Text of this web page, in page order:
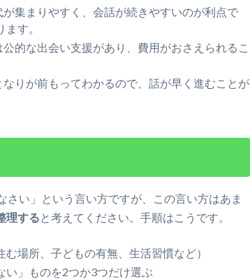
集まりやすく、会話が続きやすいのが利点で
す。
的な出会い支援があり、費用がおさえられるこ
りが前もってわかるので、話が早く進むことが
い」という言い方ですが、この言い方はあま
理する と考えてください。手順はこうです。
場所、子どもの有無、生活習慣など）
い」ものを2つか3つだけ選ぶ